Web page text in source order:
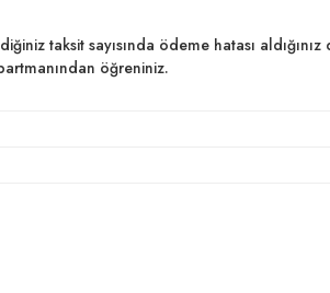
taksit sayısında ödeme hatası
öğreniniz.